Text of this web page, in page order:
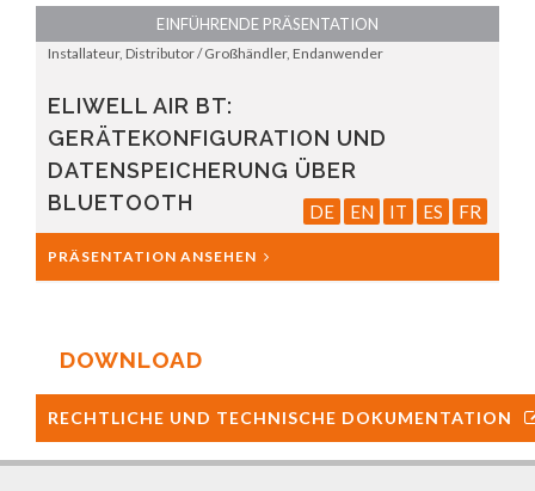
EINFÜHRENDE PRÄSENTATION
Installateur, Distributor / Großhändler, Endanwender
ELIWELL AIR BT:
GERÄTEKONFIGURATION UND
DATENSPEICHERUNG ÜBER
BLUETOOTH
DE EN IT ES FR
PRÄSENTATION ANSEHEN
DOWNLOAD
RECHTLICHE UND TECHNISCHE DOKUMENTATION